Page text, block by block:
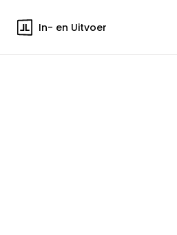
In- en Uitvoer